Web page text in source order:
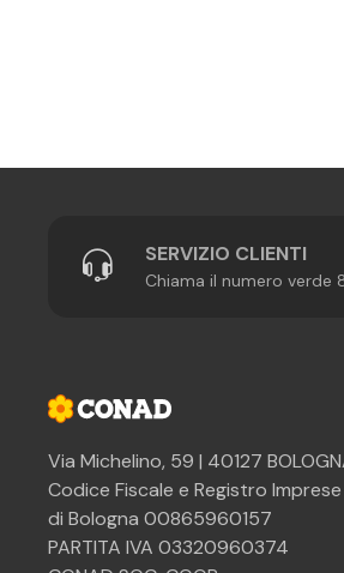
SERVIZIO CLIENTI
Chiama il numero
Via Michelino, 59 | 40127
Codice Fiscale e Registro Imprese
di Bologna 00865960157
PARTITA IVA 03320960374